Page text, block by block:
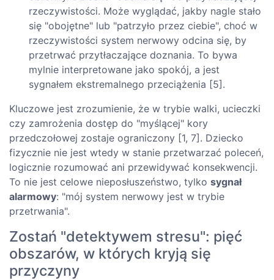
rzeczywistości. Może wyglądać, jakby nagle stało
się "obojętne" lub "patrzyło przez ciebie", choć w
rzeczywistości system nerwowy odcina się, by
przetrwać przytłaczające doznania. To bywa
mylnie interpretowane jako spokój, a jest
sygnałem ekstremalnego przeciążenia [5].
Kluczowe jest zrozumienie, że w trybie walki, ucieczki
czy zamrożenia dostęp do "myślącej" kory
przedczołowej zostaje ograniczony [1, 7]. Dziecko
fizycznie nie jest wtedy w stanie przetwarzać poleceń,
logicznie rozumować ani przewidywać konsekwencji.
To nie jest celowe nieposłuszeństwo, tylko sygnał
alarmowy: "mój system nerwowy jest w trybie
przetrwania".
Zostań "detektywem stresu": pięć
obszarów, w których kryją się
przyczyny